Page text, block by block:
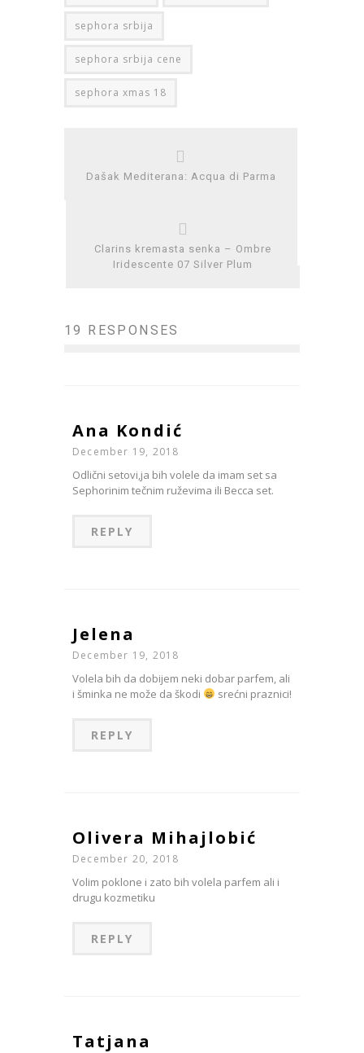
sephora srbija
sephora srbija cene
sephora xmas 18
Dašak Mediterana: Acqua di Parma
Clarins kremasta senka – Ombre
Iridescente 07 Silver Plum
19 RESPONSES
Ana Kondić
December 19, 2018
Odlični setovi,ja bih volele da imam set sa
Sephorinim tečnim ruževima ili Becca set.
REPLY
Jelena
December 19, 2018
Volela bih da dobijem neki dobar parfem, ali
i šminka ne može da škodi
srećni praznici!
REPLY
Olivera Mihajlobić
December 20, 2018
Volim poklone i zato bih volela parfem ali i
drugu kozmetiku
REPLY
Tatjana